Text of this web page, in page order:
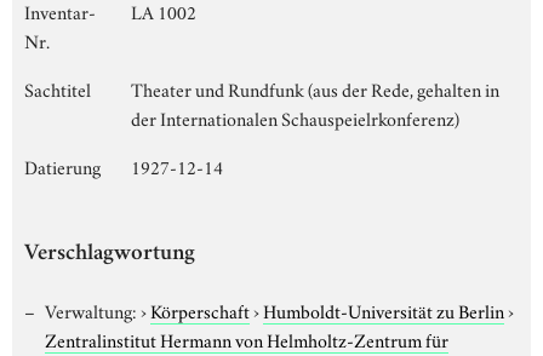
Inventar-
Nr.
LA 1002
Sachtitel
Theater und Rundfunk (aus der Rede, gehalten in
der Internationalen Schauspeielrkonferenz)
Datierung
1927-12-14
Verschlagwortung
Verwaltung:›Körperschaft›Humboldt-Universität zu Berlin›
Zentralinstitut Hermann von Helmholtz-Zentrum für